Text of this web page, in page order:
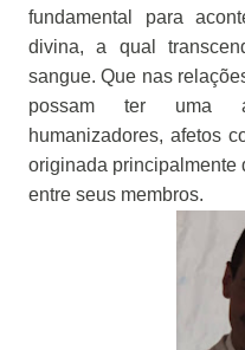
fundamental para
divina, a qual
sangue. Que nas
possam ter uma
humanizadores, afetos
originada principalmente
entre seus membros.